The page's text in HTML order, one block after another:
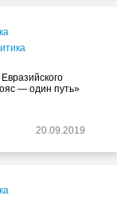
— один путь»
20.09.2019